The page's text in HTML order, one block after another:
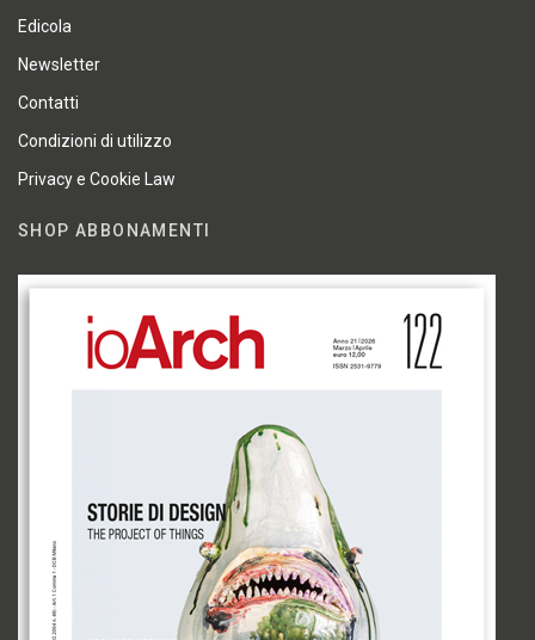
Edicola
Newsletter
Contatti
Condizioni di utilizzo
Privacy e Cookie Law
SHOP ABBONAMENTI